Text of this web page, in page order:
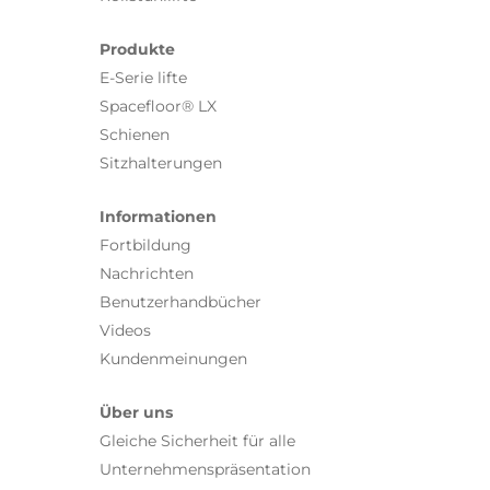
Kristoffer, was gefällt Ihnen an der Arbeit
bei BraunAbility am besten?
„Meiner Meinung nach gibt es innerhalb des
Unternehmens hervorragende
gibt viele gute Mitarbeiter. Wir haben ein
ungezwungenes Arbeitsumfeld, in dem ich
mich so geben kann, wie ich bin. Mir gefällt
auch das internationale Flair des
Unternehmens. Mit verschiedenen Kulturen
zu arbeiten, erweitert den Horizont und
einen sehr interessant und bringt mich zum
anderen persönlich weiter.“
Produkte
E-Serie lifte
Spacefloor® LX
Schienen
Sitzhalterungen
Informationen
Fortbildung
Nachrichten
Benutzerhandbücher
Videos
Kundenmeinungen
Über uns
Gleiche Sicherheit für alle
Unternehmenspräsentation